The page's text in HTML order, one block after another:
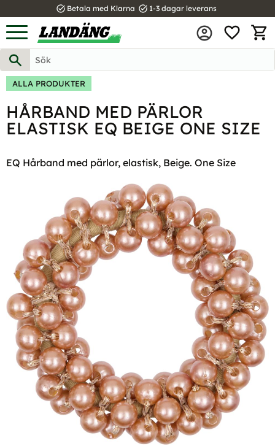
Meny
task_alt Betala med Klarna task_alt 1-3 dagar leverans
ALLA PRODUKTER
HÅRBAND MED PÄRLOR
ELASTISK EQ BEIGE ONE SIZE
EQ Hårband med pärlor, elastisk, Beige. One Size